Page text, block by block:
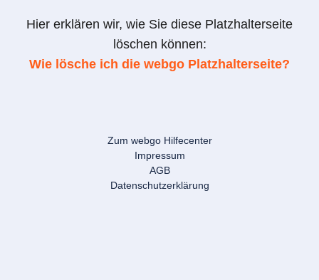
Hier erklären wir, wie Sie diese Platzhalterseite
löschen können:
Wie lösche ich die webgo Platzhalterseite?
Zum webgo Hilfecenter
Impressum
AGB
Datenschutzerklärung